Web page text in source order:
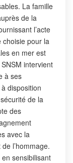
La famille
de la
l’acte
pour la
en mer est
intervient
à ses
disposition
de la
des
avec la
l’hommage.
sensibilisant